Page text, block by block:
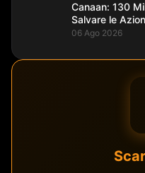
Canaan: 130
Salvare le
06 Ago 2026